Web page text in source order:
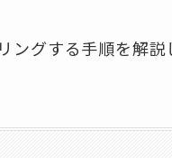
グする手順を解説